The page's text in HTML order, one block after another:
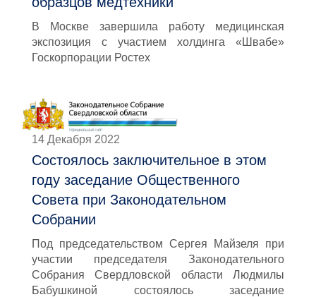
В Москве завершила работу медицинская
экспозиция с участием холдинга «Швабе»
Госкорпорации Ростех
14 Декабря 2022
Состоялось заключительное в этом
году заседание Общественного
Совета при Законодательном
Собрании
Под председательством Сергея Майзеля при
участии председателя Законодательного
Собрания Свердловской области Людмилы
Бабушкиной состоялось заседание